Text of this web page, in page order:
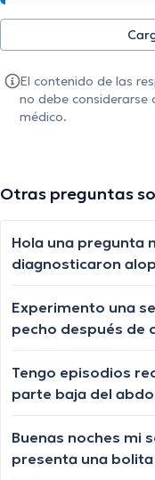
El contenido de las
no debe
médico.
Otras preguntas
Hola una pregunta
diagnosticaron
las cejas y
creciendo de a
pestañas igual
crecer o esa
Experimento una
pecho después de
opresión y cuándo
médica?
Tengo episodios
parte baja del
cuándo debería
Buenas noches mi
presenta una